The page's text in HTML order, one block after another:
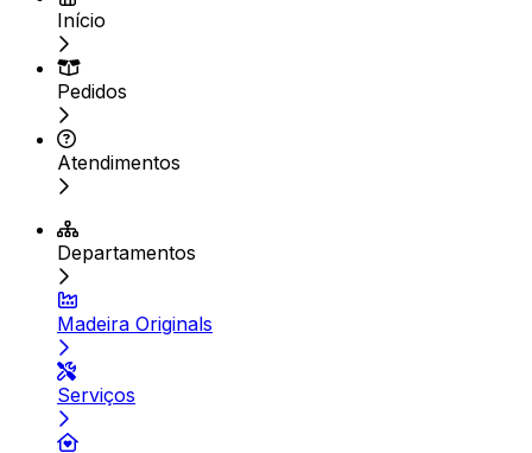
Início
Pedidos
Atendimentos
Departamentos
Madeira Originals
Serviços